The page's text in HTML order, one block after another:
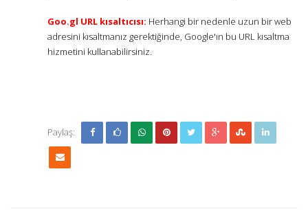
Goo.gl URL kısaltıcısı: Herhangi bir nedenle uzun bir web
adresini kısaltmanız gerektiğinde, Google'ın bu URL kısaltma
hizmetini kullanabilirsiniz.
Paylaş: